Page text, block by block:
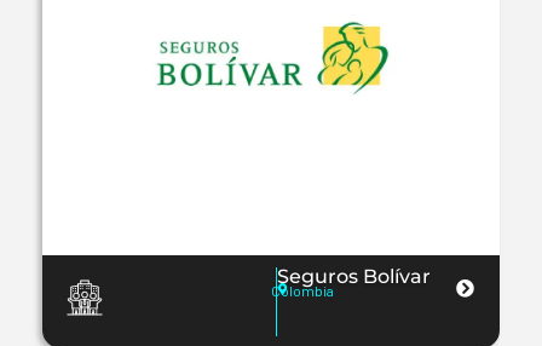
Seguros Bolívar
Colombia